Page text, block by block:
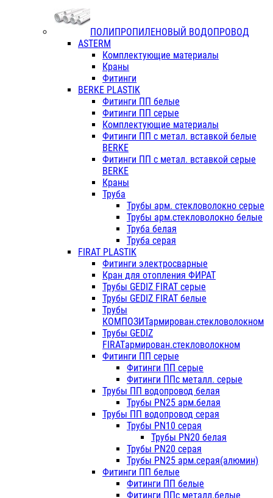
ПОЛИПРОПИЛЕНОВЫЙ ВОДОПРОВОД
ASTERM
Комплектующие материалы
Краны
Фитинги
BERKE PLASTIK
Фитинги ПП белые
Фитинги ПП серые
Комплектующие материалы
Фитинги ПП с метал. вставкой белые
BERKE
Фитинги ПП с метал. вставкой серые
BERKE
Краны
Труба
Трубы арм. стекловолокно серые
Трубы арм.стекловолокно белые
Труба белая
Труба серая
FIRAT PLASTIK
Фитинги электросварные
Кран для отопления ФИРАТ
Трубы GEDIZ FIRAT серые
Трубы GEDIZ FIRAT белые
Трубы
КОМПОЗИТармирован.стекловолокном
Трубы GEDIZ
FIRATармирован.стекловолокном
Фитинги ПП серые
Фитинги ПП серые
Фитинги ППс металл. серые
Трубы ПП водопровод белая
Трубы PN25 арм.белая
Трубы ПП водопровод серая
Трубы PN10 серая
Трубы PN20 белая
Трубы PN20 серая
Трубы PN25 арм.серая(алюмин)
Фитинги ПП белые
Фитинги ПП белые
Фитинги ППс металл.белые